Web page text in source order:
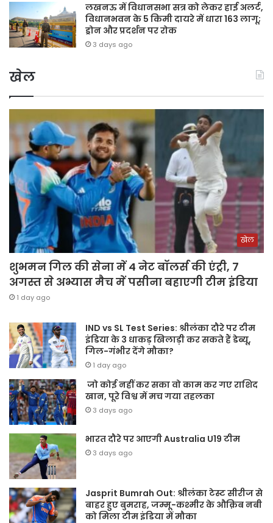
लखनऊ में विधानसभा सत्र को लेकर हाई अलर्ट,
विधानभवन के 5 किमी दायरे में धारा 163 लागू;
ड्रोन और प्रदर्शन पर रोक
3 days ago
खेल
खेल
शुभमन गिल की सेना में 4 नेट बॉलर्स की एंट्री, 7
अगस्त से अभ्यास मैच में पसीना बहाएगी टीम इंडिया
1 day ago
IND vs SL Test Series: श्रीलंका दौरे पर टीम
इंडिया के 3 धाकड़ खिलाड़ी कर सकते हैं डेब्यू,
गिल-गंभीर देंगे मौका?
1 day ago
जो कोई नहीं कर सका वो काम कर गए राशिद
खान, पूरे विश्व में मच गया तहलका
3 days ago
भारत दौरे पर आएगी Australia U19 टीम
3 days ago
Jasprit Bumrah Out: श्रीलंका टेस्ट सीरीज से
बाहर हुए बुमराह, जम्मू-कश्मीर के औक़िब नबी
को मिला टीम इंडिया में मौका